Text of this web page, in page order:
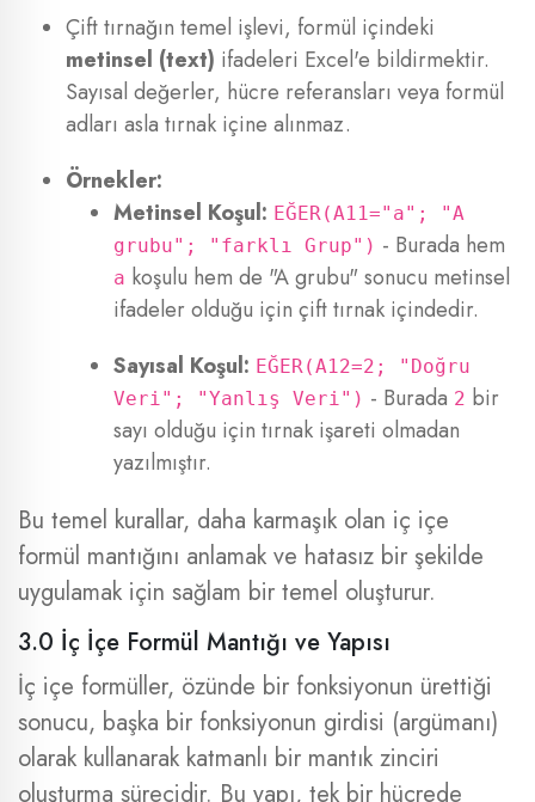
Çift tırnağın temel işlevi, formül içindeki
metinsel (text) ifadeleri Excel'e bildirmektir.
Sayısal değerler, hücre referansları veya formül
adları asla tırnak içine alınmaz.
Örnekler:
Metinsel Koşul: EĞER(A11="a"; "A
grubu"; "farklı Grup") - Burada hem
a koşulu hem de "A grubu" sonucu metinsel
ifadeler olduğu için çift tırnak içindedir.
Sayısal Koşul: EĞER(A12=2; "Doğru
Veri"; "Yanlış Veri") - Burada 2 bir
sayı olduğu için tırnak işareti olmadan
yazılmıştır.
Bu temel kurallar, daha karmaşık olan iç içe
formül mantığını anlamak ve hatasız bir şekilde
uygulamak için sağlam bir temel oluşturur.
3.0 İç İçe Formül Mantığı ve Yapısı
İç içe formüller, özünde bir fonksiyonun ürettiği
sonucu, başka bir fonksiyonun girdisi (argümanı)
olarak kullanarak katmanlı bir mantık zinciri
oluşturma sürecidir. Bu yapı, tek bir hücrede